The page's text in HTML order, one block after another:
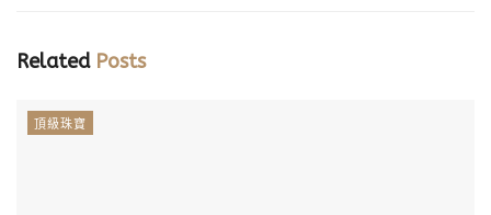
RelatedPosts
頂級珠寶